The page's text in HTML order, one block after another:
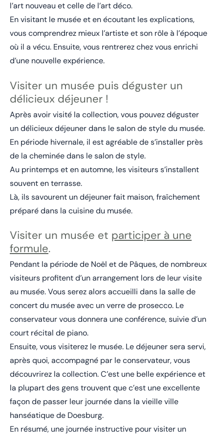
l’art nouveau et celle de l’art déco.
En visitant le musée et en écoutant les explications,
vous comprendrez mieux l’artiste et son rôle à l’époque
où il a vécu. Ensuite, vous rentrerez chez vous enrichi
d’une nouvelle expérience.
Visiter un musée puis déguster un
délicieux déjeuner !
Après avoir visité la collection, vous pouvez déguster
un délicieux déjeuner dans le salon de style du musée.
En période hivernale, il est agréable de s’installer près
de la cheminée dans le salon de style.
Au printemps et en automne, les visiteurs s’installent
souvent en terrasse.
Là, ils savourent un déjeuner fait maison, fraîchement
préparé dans la cuisine du musée.
Visiter un musée et participer à une
formule.
Pendant la période de Noël et de Pâques, de nombreux
visiteurs profitent d’un arrangement lors de leur visite
au musée. Vous serez alors accueilli dans la salle de
concert du musée avec un verre de prosecco. Le
conservateur vous donnera une conférence, suivie d’un
court récital de piano.
Ensuite, vous visiterez le musée. Le déjeuner sera servi,
après quoi, accompagné par le conservateur, vous
découvrirez la collection. C’est une belle expérience et
la plupart des gens trouvent que c’est une excellente
façon de passer leur journée dans la vieille ville
hanséatique de Doesburg.
En résumé, une journée instructive pour visiter un